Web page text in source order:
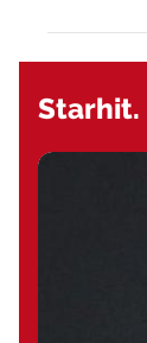
Starhit.